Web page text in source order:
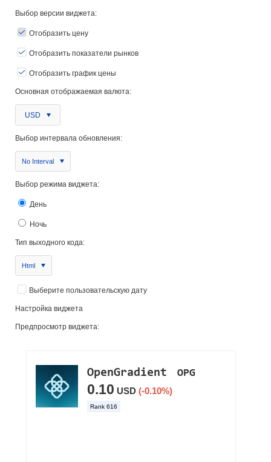
Выбор версии виджета:
Отобразить цену
Отобразить показатели рынков
Отобразить график цены
Основная отображаемая валюта:
USD
Выбор интервала обновления:
No Interval
Выбор режима виджета:
День
Ночь
Тип выходного кода:
Html
Выберите пользовательскую дату
Настройка виджета
Предпросмотр виджета: